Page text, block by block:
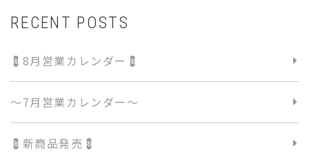
RECENT POSTS
💈8月営業カレンダー💈
〜7月営業カレンダー〜
💈新商品発売💈